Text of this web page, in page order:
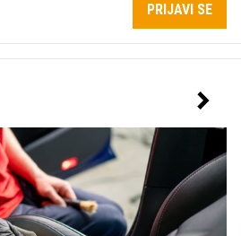
PRIJAVI SE